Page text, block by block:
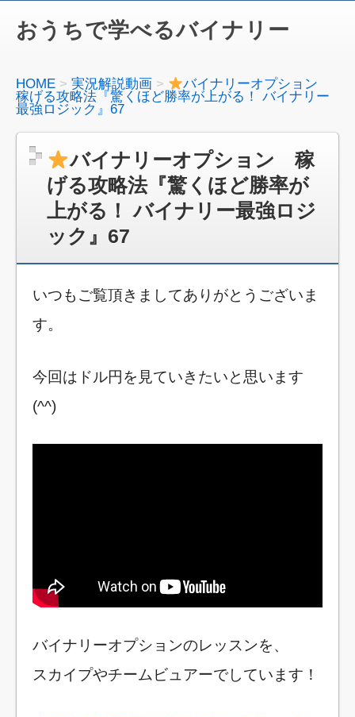
おうちで学べるバイナリー
HOME 実況解説動画
バイナリーオプション
稼げる攻略法『驚くほど勝率が上がる！ バイナリー
最強ロジック』67
バイナリーオプション 稼
げる攻略法『驚くほど勝率が
上がる！ バイナリー最強ロジ
ック』67
いつもご覧頂きましてありがとうございま
す。
今回はドル円を見ていきたいと思います
(^^)
バイナリーオプションのレッスンを、
スカイプやチームビュアーでしています！